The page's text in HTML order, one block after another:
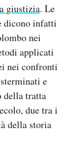
giustizia. Le
dicono infatti
nei
applicati
nei confronti
e
della tratta
due tra i
della storia